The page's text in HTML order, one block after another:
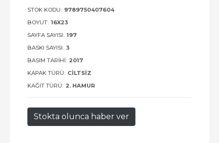
STOK KODU: 9789750407604
BOYUT: 16X23
SAYFA SAYISI: 197
BASKI SAYISI: 3
BASIM TARIHI: 2017
KAPAK TÜRÜ: CILTSIZ
KAĞIT TÜRÜ: 2. HAMUR
Stokta olunca haber ver